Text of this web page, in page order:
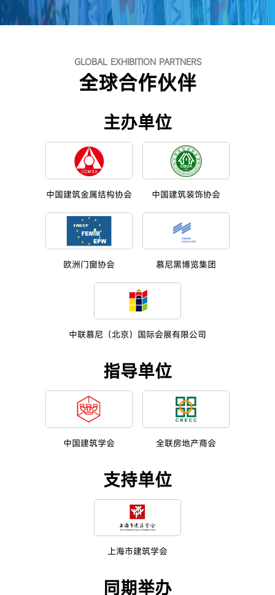
GLOBAL EXHIBITION PARTNERS
全球合作伙伴
主办单位
中国建筑金属结构协会 中国建筑装饰协会
欧洲门窗协会 慕尼黑博览集团
中联慕尼（北京）国际会展有限公司
指导单位
中国建筑学会 全联房地产商会
支持单位
上海市建筑学会
同期举办